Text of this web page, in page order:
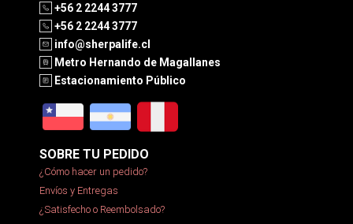
+56 2 2244 3777
+56 2 2244 3777
info@sherpalife.cl
Metro Hernando de Magallanes
Estacionamiento Público
SOBRE TU PEDIDO
¿Cómo hacer un pedido?
Envíos y Entregas
¿Satisfecho o Reembolsado?